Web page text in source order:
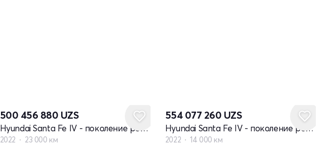
500 456 880 UZS
Hyundai Santa Fe IV - поколение рестайлинг
2022 23 000 км
554 077 260 UZS
Hyundai Santa Fe IV - поколение рестайлинг
2022 14 000 км